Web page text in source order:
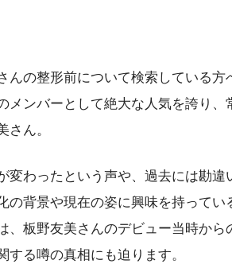
んの整形前について検索している方
メンバーとして絶大な人気を誇り
さん。
変わったという声や、過去には勘
の背景や現在の姿に興味を持ってい
、板野友美さんのデビュー当時か
する噂の真相にも迫ります。